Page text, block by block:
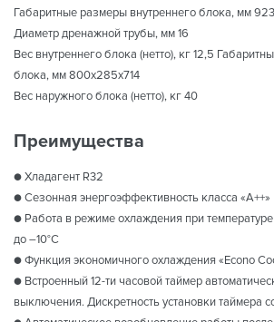
Габаритные размеры внутреннего блока, мм
Диаметр дренажной трубы, мм 16
Вес внутреннего блока (нетто), кг 12,5
блока, мм 800x285x714
Вес наружного блока (нетто), кг 40
Преимущества
● Хладагент R32
● Сезонная энергоэффективность класса «А++»
● Работа в режиме охлаждения при
до –10°C
● Функция экономичного охлаждения «Econo
● Встроенный 12-ти часовой таймер
выключения. Дискретность установки таймера